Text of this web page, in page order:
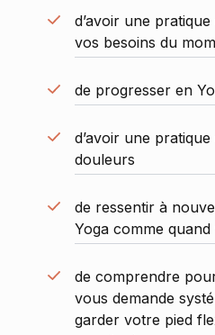
d’avoir une
vos besoins du
de progresser en
d’avoir une
douleurs
de ressentir à
Yoga comme
de comprendre
vous demande
garder votre pied